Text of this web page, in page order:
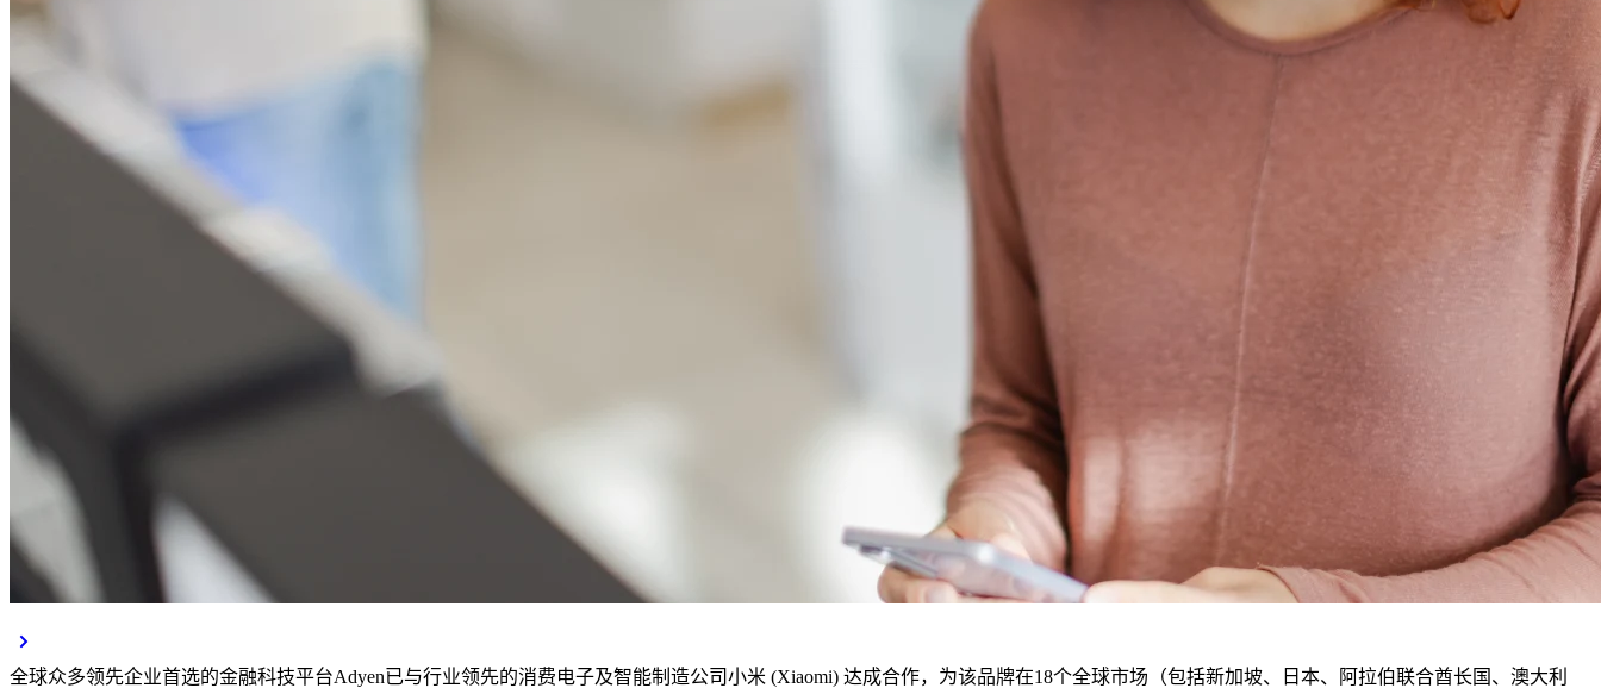
全球众多领先企业首选的金融科技平台Adyen已与行业领先的消费电子及智能制造公司小米 (Xiaomi) 达成合作，为该品牌在18个全球市场（包括新加坡、日本、阿拉伯联合酋长国、澳大利